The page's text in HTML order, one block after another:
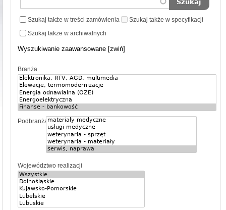
Szukaj także w treści zamówienia
Szukaj także w specyfikacji
Szukaj także w archiwalnych
Wyszukiwanie zaawansowane [zwiń]
Branża
Podbranża
Województwo realizacji